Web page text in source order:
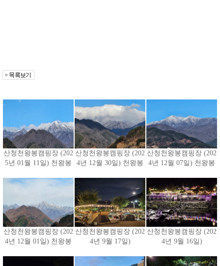
산청천왕봉캠핑장 (202
5년 01월 11일) 천왕봉
산청천왕봉캠핑장 (202
4년 12월 30일) 천왕봉
산청천왕봉캠핑장 (202
4년 12월 07일) 천왕봉
산청천왕봉캠핑장 (202
4년 12월 01일) 천왕봉
산청천왕봉캠핑장 (202
4년 9월 17일)
산청천왕봉캠핑장 (202
4년 9월 16일)